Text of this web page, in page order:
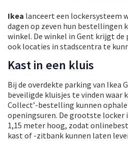
Ikea lanceert een lockersysteem
dagen op zeven hun bestellingen
winkel. De winkel in Gent krijgt
ook locaties in stadscentra te
Kast in een kluis
Bij de overdekte parking van Ikea
beveiligde kluisjes te vinden waar
Collect’-bestelling kunnen
openingsuren. De grootste locker
1,15 meter hoog, zodat
kast of -zitbank kunnen laten